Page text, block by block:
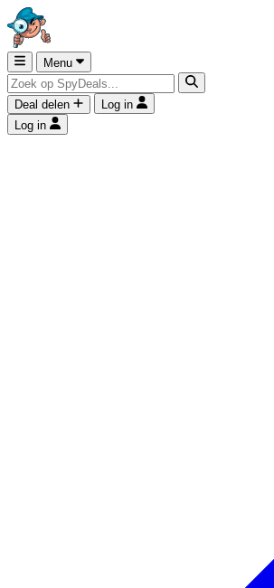
Menu
Deal delen
Log in
Log in